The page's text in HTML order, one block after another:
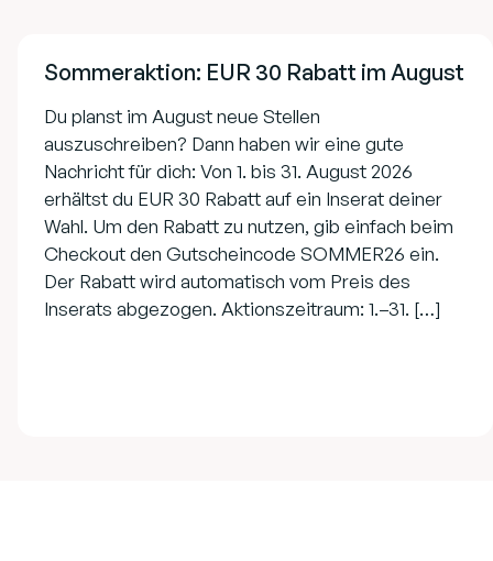
Sommeraktion: EUR 30 Rabatt im August
Du planst im August neue Stellen
auszuschreiben? Dann haben wir eine gute
Nachricht für dich: Von 1. bis 31. August 2026
erhältst du EUR 30 Rabatt auf ein Inserat deiner
Wahl. Um den Rabatt zu nutzen, gib einfach beim
Checkout den Gutscheincode SOMMER26 ein.
Der Rabatt wird automatisch vom Preis des
Inserats abgezogen. Aktionszeitraum: 1.–31. […]